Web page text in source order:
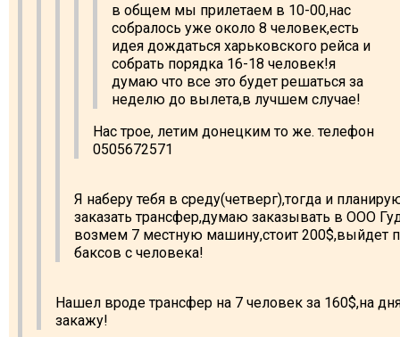
в общем мы прилетаем в 10-00,нас
собралось уже около 8 человек,есть
идея дождаться харьковского рейса и
собрать порядка 16-18 человек!я
думаю что все это будет решаться за
неделю до вылета,в лучшем случае!
Нас трое, летим донецким то же. телефон
0505672571
Я наберу тебя в среду(четверг),тогда и
заказать трансфер,думаю заказывать в ООО
возмем 7 местную машину,стоит 200$,выйдет
баксов с человека!
Нашел вроде трансфер на 7 человек за 160$,на
закажу!